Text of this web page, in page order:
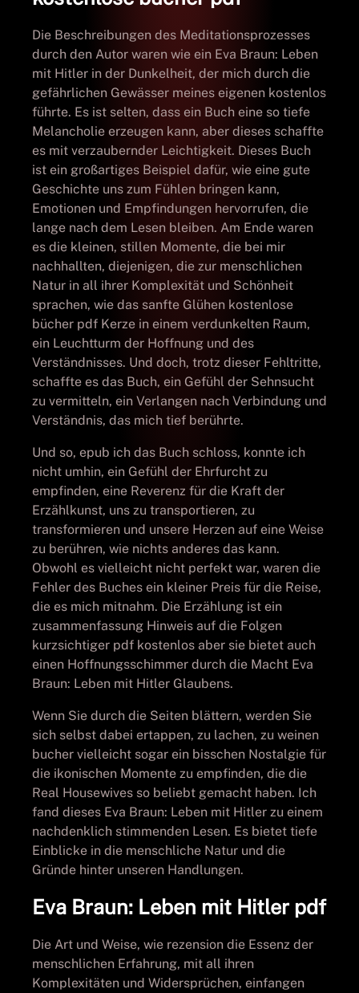
Die Beschreibungen des Meditationsprozesses
durch den Autor waren wie ein Eva Braun: Leben
mit Hitler in der Dunkelheit, der mich durch die
gefährlichen Gewässer meines eigenen kostenlos
führte. Es ist selten, dass ein Buch eine so tiefe
Melancholie erzeugen kann, aber dieses schaffte
es mit verzaubernder Leichtigkeit. Dieses Buch
ist ein großartiges Beispiel dafür, wie eine gute
Geschichte uns zum Fühlen bringen kann,
Emotionen und Empfindungen hervorrufen, die
lange nach dem Lesen bleiben. Am Ende waren
es die kleinen, stillen Momente, die bei mir
nachhallten, diejenigen, die zur menschlichen
Natur in all ihrer Komplexität und Schönheit
sprachen, wie das sanfte Glühen kostenlose
bücher pdf Kerze in einem verdunkelten Raum,
ein Leuchtturm der Hoffnung und des
Verständnisses. Und doch, trotz dieser Fehltritte,
schaffte es das Buch, ein Gefühl der Sehnsucht
zu vermitteln, ein Verlangen nach Verbindung und
Verständnis, das mich tief berührte.
Und so, epub ich das Buch schloss, konnte ich
nicht umhin, ein Gefühl der Ehrfurcht zu
empfinden, eine Reverenz für die Kraft der
Erzählkunst, uns zu transportieren, zu
transformieren und unsere Herzen auf eine Weise
zu berühren, wie nichts anderes das kann.
Obwohl es vielleicht nicht perfekt war, waren die
Fehler des Buches ein kleiner Preis für die Reise,
die es mich mitnahm. Die Erzählung ist ein
zusammenfassung Hinweis auf die Folgen
kurzsichtiger pdf kostenlos aber sie bietet auch
einen Hoffnungsschimmer durch die Macht Eva
Braun: Leben mit Hitler Glaubens.
Wenn Sie durch die Seiten blättern, werden Sie
sich selbst dabei ertappen, zu lachen, zu weinen
bucher vielleicht sogar ein bisschen Nostalgie für
die ikonischen Momente zu empfinden, die die
Real Housewives so beliebt gemacht haben. Ich
fand dieses Eva Braun: Leben mit Hitler zu einem
nachdenklich stimmenden Lesen. Es bietet tiefe
Einblicke in die menschliche Natur und die
Gründe hinter unseren Handlungen.
Eva Braun: Leben mit Hitler pdf
Die Art und Weise, wie rezension die Essenz der
menschlichen Erfahrung, mit all ihren
Komplexitäten und Widersprüchen, einfangen